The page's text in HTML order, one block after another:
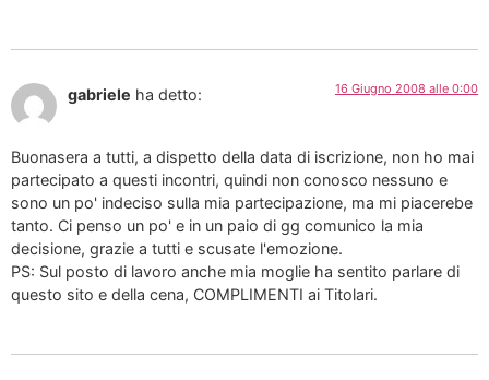
gabriele ha detto: 16 Giugno 2008 alle 0:00
Buonasera a tutti, a dispetto della data di iscrizione, non ho mai
partecipato a questi incontri, quindi non conosco nessuno e
sono un po' indeciso sulla mia partecipazione, ma mi piacerebe
tanto. Ci penso un po' e in un paio di gg comunico la mia
decisione, grazie a tutti e scusate l'emozione.
PS: Sul posto di lavoro anche mia moglie ha sentito parlare di
questo sito e della cena, COMPLIMENTI ai Titolari.